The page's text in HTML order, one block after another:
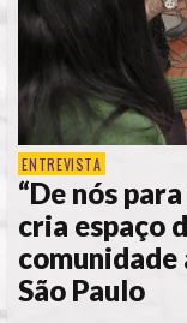
ENTREVISTA
“De nós
cria espaço
comunidade
São Paulo